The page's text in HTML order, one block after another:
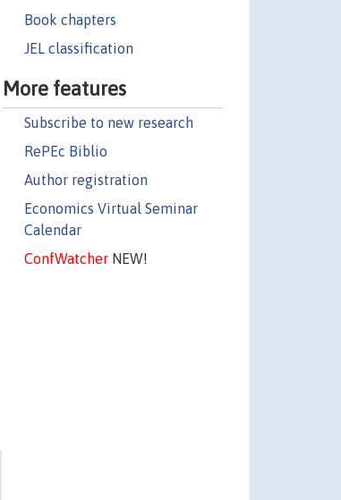
Book chapters
JEL classification
More features
Subscribe to new research
RePEc Biblio
Author registration
Economics Virtual Seminar
Calendar
ConfWatcherNEW!